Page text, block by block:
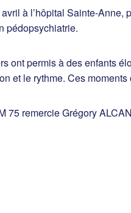
à l’hôpital Sainte-
pédopsychiatrie.
ont permis à des enfants
et le rythme. Ces
75 remercie Grégory